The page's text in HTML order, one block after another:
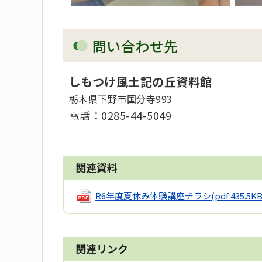
問い合わせ先
しもつけ風土記の丘資料館
栃木県下野市国分寺993
電話： 0285-44-5049
関連資料
R6年度夏休み体験講座チラシ(pdf
関連リンク